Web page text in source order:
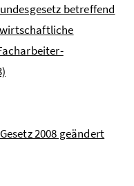
betreffend
2008 geändert